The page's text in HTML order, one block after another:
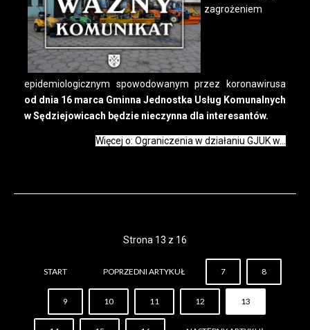
zagrożeniem
epidemiologicznym spowodowanym przez koronawirusa
od dnia 16 marca Gminna Jednostka Usług Komunalnych
w Sędziejowicach będzie nieczynna dla interesantów.
Więcej o: Ograniczenia w działaniu GJUK w...
Strona 13 z 16
START POPRZEDNI ARTYKUŁ 7 8
9 10 11 12 13